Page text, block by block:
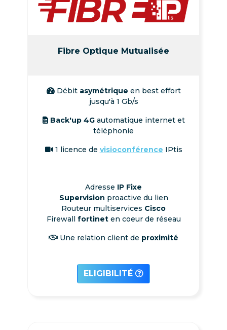
Fibre Optique Mutualisée
Débit asymétrique en best effort
jusqu'à 1 Gb/s
Back'up 4Gautomatique internet et
téléphonie
1 licence de visioconférence IPtis
Adresse IP Fixe
Supervision proactive du lien
Routeur multiservices Cisco
Firewall fortineten coeur de réseau
Une relation client de proximité
ELIGIBILITÉ